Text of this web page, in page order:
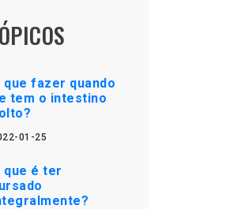
que fazer quando
tem o intestino
01-25
que é ter